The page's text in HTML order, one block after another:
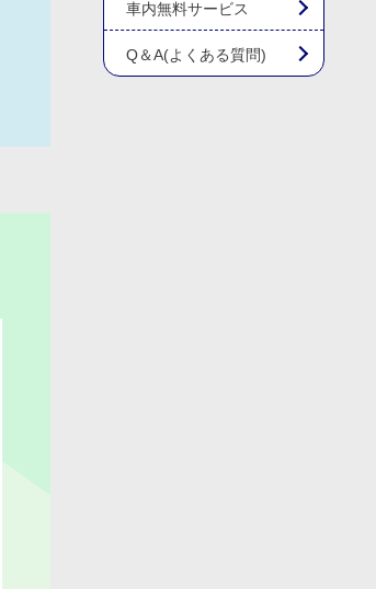
車内無料サービス
Q＆A(よくある質問)